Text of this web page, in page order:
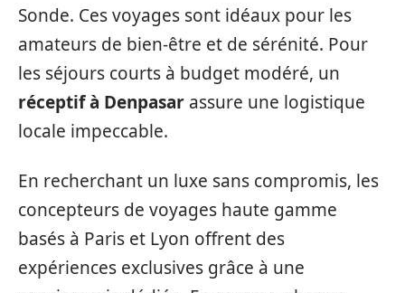
Sonde. Ces voyages sont idéaux pour les
amateurs de bien-être et de sérénité. Pour
les séjours courts à budget modéré, un
réceptif à Denpasar assure une logistique
locale impeccable.
En recherchant un luxe sans compromis, les
concepteurs de voyages haute gamme
basés à Paris et Lyon offrent des
expériences exclusives grâce à une